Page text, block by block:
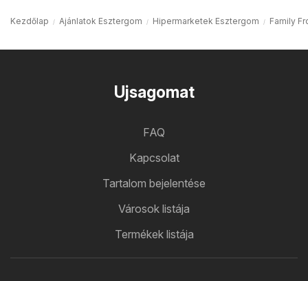
Kezdőlap Ajánlatok Esztergom Hipermarketek Esztergom Family
Ujsagomat
FAQ
Kapcsolat
Tartalom bejelentése
Városok listája
Termékek listája